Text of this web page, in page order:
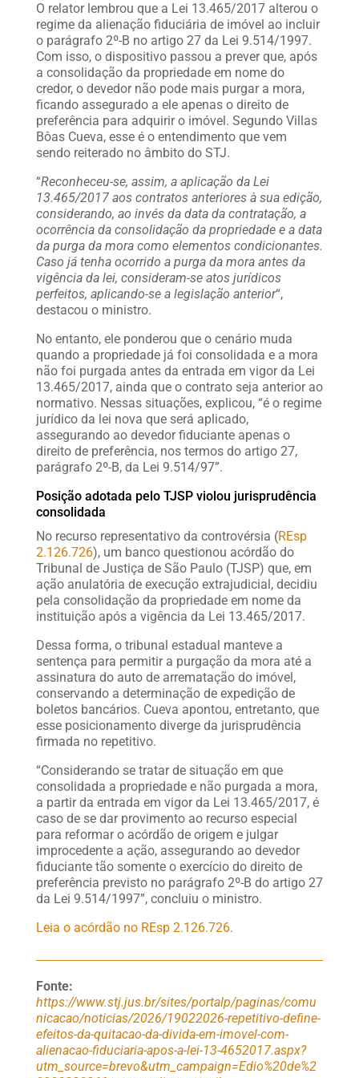
O relator lembrou que a Lei 13.465/2017 alterou o
regime da alienação fiduciária de imóvel ao incluir
o parágrafo 2º-B no artigo 27 da Lei 9.514/1997.
Com isso, o dispositivo passou a prever que, após
a consolidação da propriedade em nome do
credor, o devedor não pode mais purgar a mora,
ficando assegurado a ele apenas o direito de
preferência para adquirir o imóvel. Segundo Villas
Bôas Cueva, esse é o entendimento que vem
sendo reiterado no âmbito do STJ.
“Reconheceu-se, assim, a aplicação da Lei
13.465/2017 aos contratos anteriores à sua edição,
considerando, ao invés da data da contratação, a
ocorrência da consolidação da propriedade e a data
da purga da mora como elementos condicionantes.
Caso já tenha ocorrido a purga da mora antes da
vigência da lei, consideram-se atos jurídicos
perfeitos, aplicando-se a legislação anterior“,
destacou o ministro.
No entanto, ele ponderou que o cenário muda
quando a propriedade já foi consolidada e a mora
não foi purgada antes da entrada em vigor da Lei
13.465/2017, ainda que o contrato seja anterior ao
normativo. Nessas situações, explicou, “é o regime
jurídico da lei nova que será aplicado,
assegurando ao devedor fiduciante apenas o
direito de preferência, nos termos do artigo 27,
parágrafo 2º-B, da Lei 9.514/97”.
Posição adotada pelo TJSP violou jurisprudência
consolidada
No recurso representativo da controvérsia (REsp
2.126.726), um banco questionou acórdão do
Tribunal de Justiça de São Paulo (TJSP) que, em
ação anulatória de execução extrajudicial, decidiu
pela consolidação da propriedade em nome da
instituição após a vigência da Lei 13.465/2017.
Dessa forma, o tribunal estadual manteve a
sentença para permitir a purgação da mora até a
assinatura do auto de arrematação do imóvel,
conservando a determinação de expedição de
boletos bancários. Cueva apontou, entretanto, que
esse posicionamento diverge da jurisprudência
firmada no repetitivo.
“Considerando se tratar de situação em que
consolidada a propriedade e não purgada a mora,
a partir da entrada em vigor da Lei 13.465/2017, é
caso de se dar provimento ao recurso especial
para reformar o acórdão de origem e julgar
improcedente a ação, assegurando ao devedor
fiduciante tão somente o exercício do direito de
preferência previsto no parágrafo 2º-B do artigo 27
da Lei 9.514/1997”, concluiu o ministro.
Leia o acórdão no REsp 2.126.726.
Fonte:
https://www.stj.jus.br/sites/portalp/paginas/comu
nicacao/noticias/2026/19022026-repetitivo-define-
efeitos-da-quitacao-da-divida-em-imovel-com-
alienacao-fiduciaria-apos-a-lei-13-4652017.aspx?
utm_source=brevo&utm_campaign=Edio%20de%2